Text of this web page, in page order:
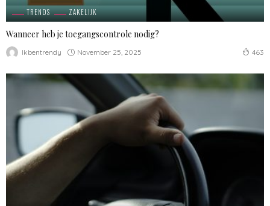
TRENDS ZAKELIJK
Wanneer heb je toegangscontrole nodig?
Ikbentrendy November 25, 2025 463